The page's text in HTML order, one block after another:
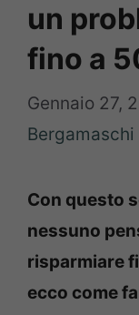
un
fino a
Gennaio 27,
Bergamaschi
Con questo
nessuno
risparmiare
ecco come